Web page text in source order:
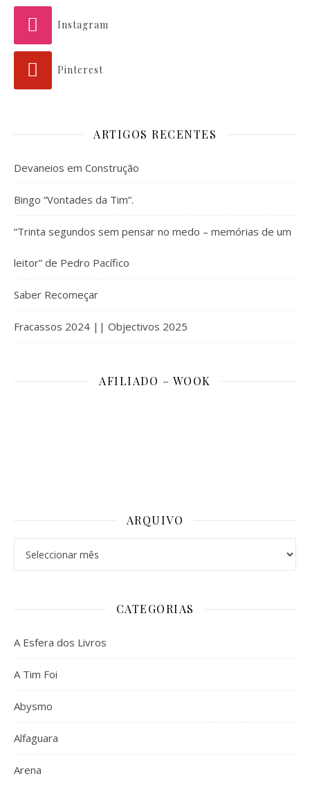
Instagram
Pinterest
ARTIGOS RECENTES
Devaneios em Construção
Bingo “Vontades da Tim”.
“Trinta segundos sem pensar no medo – memórias de um
leitor” de Pedro Pacífico
Saber Recomeçar
Fracassos 2024 || Objectivos 2025
AFILIADO – WOOK
ARQUIVO
CATEGORIAS
A Esfera dos Livros
A Tim Foi
Abysmo
Alfaguara
Arena